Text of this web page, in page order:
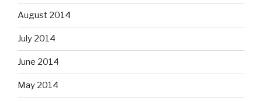
August 2014
July 2014
June 2014
May 2014